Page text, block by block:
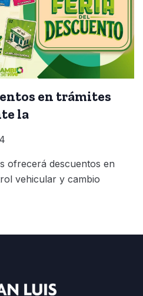
en trámites
la
ofrecerá descuentos en
vehicular y cambio